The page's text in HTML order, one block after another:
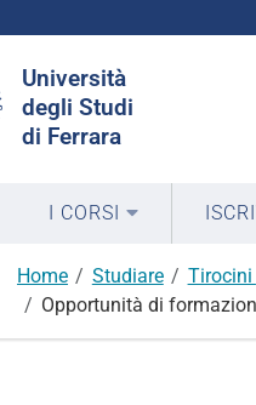
Università
degli Studi
di Ferrara
nel
sito
I CORSI
Home Studiare Tirocini
Opportunità di